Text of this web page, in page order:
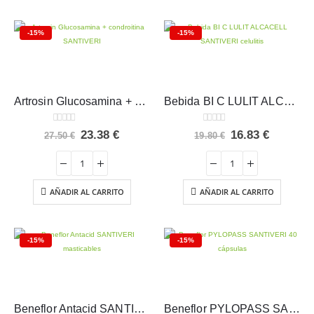
-15%
Artrosin Glucosamina + condroitina SANTIVERI
0 out of 5
27.50€ El
era:
27.50 €.
23.38€El
23.38 €.
AÑADIR AL CARRITO
-15%
Bebida BI C LULIT ALCACELL SANTIVERI celulitis
0 out of 5
19.80€ El
era:
19.80 €.
16.83€El
16.83 €.
AÑADIR AL CARRITO
-15%
Beneflor Antacid SANTIVERI masticables
-15%
Beneflor PYLOPASS SANTIVERI 40 cápsulas